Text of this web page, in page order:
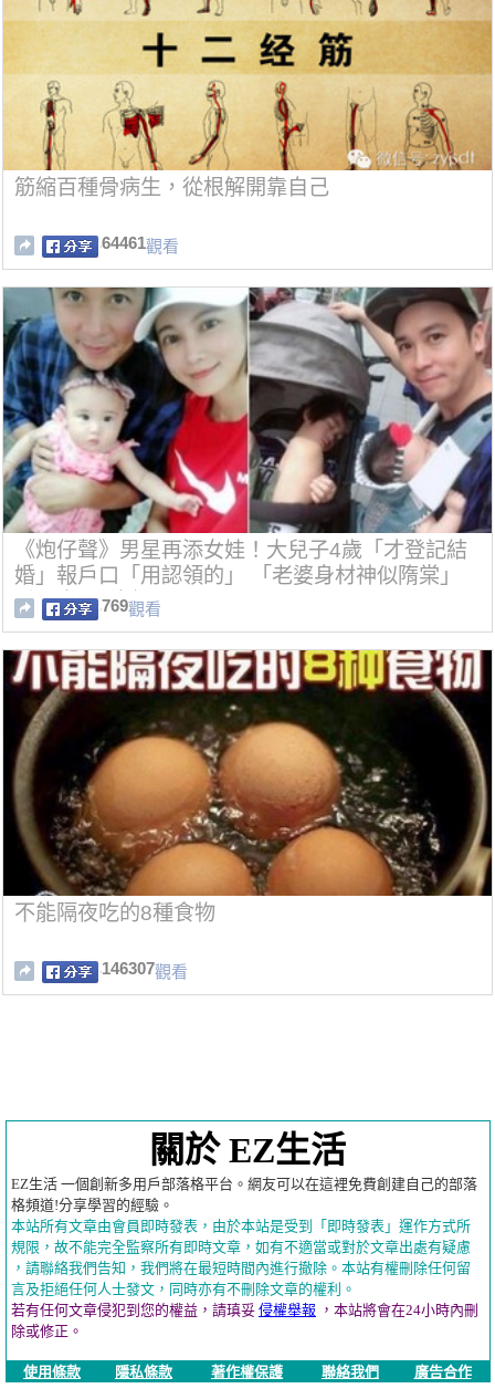
筋縮百種骨病生，從根解開靠自己
64461觀看
《炮仔聲》男星再添女娃！大兒子4歲「才登記結
婚」報戶口「用認領的」 「老婆身材神似隋棠」
看不出是2寶媽
769觀看
不能隔夜吃的8種食物
146307觀看
關於 EZ生活
EZ生活 一個創新多用戶部落格平台。網友可以在這裡免費創建自己的部落
格頻道!分享學習的經驗。
本站所有文章由會員即時發表，由於本站是受到「即時發表」運作方式所
規限，故不能完全監察所有即時文章，如有不適當或對於文章出處有疑慮
，請聯絡我們告知，我們將在最短時間內進行撤除。本站有權刪除任何留
言及拒絕任何人士發文，同時亦有不刪除文章的權利。
若有任何文章侵犯到您的權益，請瑱妥 侵權舉報 ，本站將會在24小時內刪
除或修正。
使用條款 隱私條款 著作權保護 聯絡我們 廣告合作